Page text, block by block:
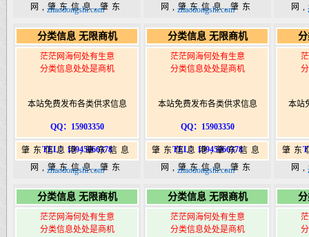
网,肇东信息,肇东
港|www.zhaodongshi.com
zhaodongshi.com
网,肇东信息,肇东
港|www.zhaodongshi.com
zhaodongshi.com
网
港
分类信息 无限商机
茫茫网海何处有生意
分类信息处处是商机
本站免费发布各类供求信息
QQ：15903350
TEL：15945066378
肇东信息港,肇东信息
网,肇东信息,肇东
港|www.zhaodongshi.com
zhaodongshi.com
分类信息 无限商机
茫茫网海何处有生意
分类信息处处是商机
本站免费发布各类供求信息
QQ：15903350
TEL：15945066378
肇东信息港,肇东信息
网,肇东信息,肇东
港|www.zhaodongshi.com
zhaodongshi.com
本站
肇东
网
港
分类信息 无限商机
茫茫网海何处有生意
分类信息处处是商机
分类信息 无限商机
茫茫网海何处有生意
分类信息处处是商机